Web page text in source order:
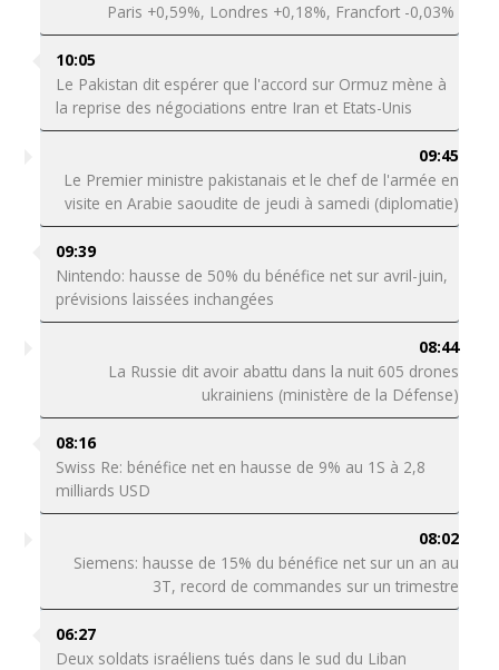
Paris +0,59%, Londres +0,18%, Francfort -0,03%
10:05
Le Pakistan dit espérer que l'accord sur Ormuz mène à
la reprise des négociations entre Iran et Etats-Unis
09:45
Le Premier ministre pakistanais et le chef de l'armée en
visite en Arabie saoudite de jeudi à samedi (diplomatie)
09:39
Nintendo: hausse de 50% du bénéfice net sur avril-juin,
prévisions laissées inchangées
08:44
La Russie dit avoir abattu dans la nuit 605 drones
ukrainiens (ministère de la Défense)
08:16
Swiss Re: bénéfice net en hausse de 9% au 1S à 2,8
milliards USD
08:02
Siemens: hausse de 15% du bénéfice net sur un an au
3T, record de commandes sur un trimestre
06:27
Deux soldats israéliens tués dans le sud du Liban